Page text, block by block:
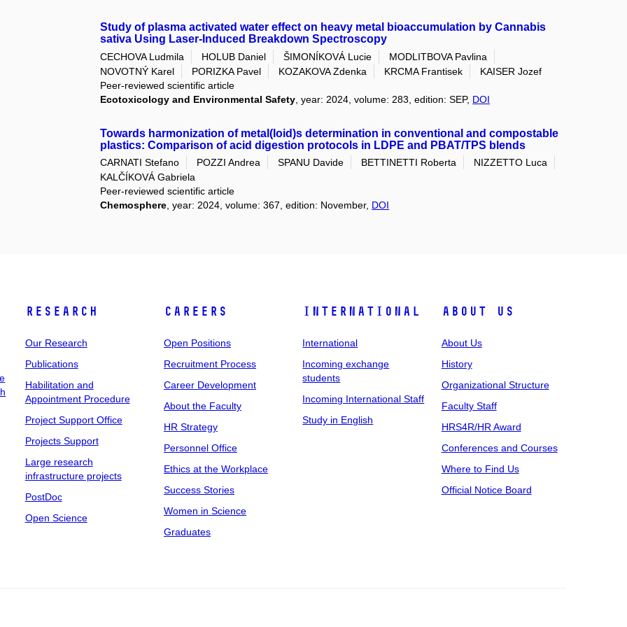
Study of plasma activated water effect on heavy metal bioaccumulation by Cannabis
sativa Using Laser-Induced Breakdown Spectroscopy
CECHOVA Ludmila HOLUB Daniel ŠIMONÍKOVÁ Lucie
MODLITBOVA Pavlina
NOVOTNÝ Karel
PORIZKA Pavel KOZAKOVA Zdenka KRCMA Frantisek
KAISER Jozef
Peer-reviewed scientific article
Ecotoxicology and Environmental Safety , year: 2024, volume: 283, edition: SEP, DOI
Towards harmonization of metal(loid)s determination in conventional and compostable
plastics: Comparison of acid digestion protocols in LDPE and PBAT/TPS blends
CARNATI Stefano POZZI Andrea SPANU Davide BETTINETTI Roberta
NIZZETTO Luca
KALČÍKOVÁ Gabriela
Peer-reviewed scientific article
Chemosphere, year: 2024, volume: 367, edition: November, DOI
Research
Our Research
Publications
Habilitation and
Appointment Procedure
Project Support Office
Projects Support
Large research
infrastructure projects
PostDoc
Open Science
Careers
Open Positions
Recruitment Process
Career Development
About the Faculty
HR Strategy
Personnel Office
Ethics at the Workplace
Success Stories
Women in Science
Graduates
International
International
Incoming exchange
students
Incoming International Staff
Study in English
About Us
About Us
History
Organizational Structure
Faculty Staff
HRS4R/HR Award
Conferences and Courses
Where to Find Us
Official Notice Board